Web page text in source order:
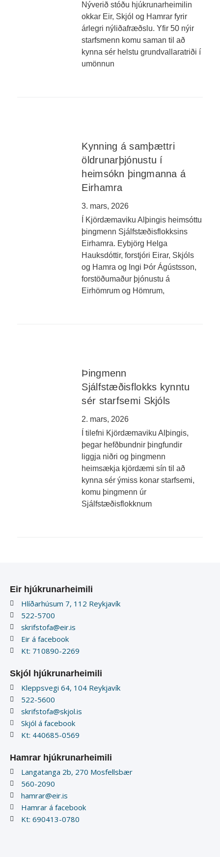
Nýverið stóðu hjúkrunarheimilin
okkar Eir, Skjól og Hamrar fyrir
árlegri nýliðafræðslu. Yfir 50 nýir
starfsmenn komu saman til að
kynna sér helstu grundvallaratriði í
umönnun
Kynning á samþættri
öldrunarþjónustu í
heimsókn þingmanna á
Eirhamra
3. mars, 2026
Í Kjördæmaviku Alþingis heimsóttu
þingmenn Sjálfstæðisflokksins
Eirhamra. Eybjörg Helga
Hauksdóttir, forstjóri Eirar, Skjóls
og Hamra og Ingi Þór Ágústsson,
forstöðumaður þjónustu á
Eirhömrum og Hömrum,
Þingmenn
Sjálfstæðisflokks kynntu
sér starfsemi Skjóls
2. mars, 2026
Í tilefni Kjördæmaviku Alþingis,
þegar hefðbundnir þingfundir
liggja niðri og þingmenn
heimsækja kjördæmi sín til að
kynna sér ýmiss konar starfsemi,
komu þingmenn úr
Sjálfstæðisflokknum
Eir hjúkrunarheimili
Hlíðarhúsum 7, 112 Reykjavík
522-5700
skrifstofa@eir.is
Eir á facebook
Kt: 710890-2269
Skjól hjúkrunarheimili
Kleppsvegi 64, 104 Reykjavík
522-5600
skrifstofa@skjol.is
Skjól á facebook
Kt: 440685-0569
Hamrar hjúkrunarheimili
Langatanga 2b, 270 Mosfellsbær
560-2090
hamrar@eir.is
Hamrar á facebook
Kt: 690413-0780